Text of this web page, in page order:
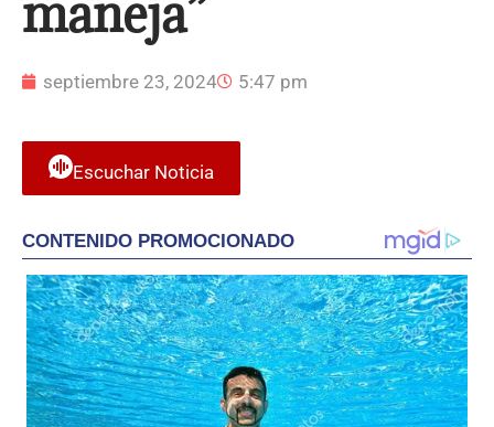
maneja”
septiembre 23, 2024 5:47 pm
Escuchar Noticia